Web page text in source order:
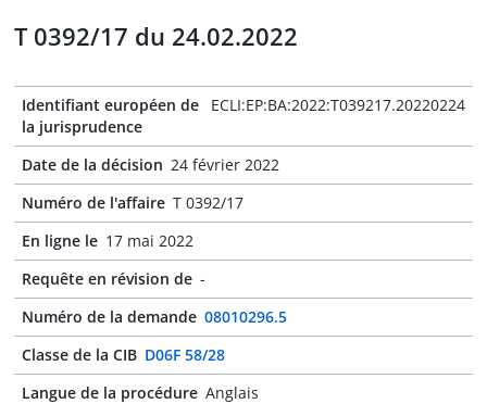
T 0392/17 du 24.02.2022
Identifiant européen de
la jurisprudence
ECLI:EP:BA:2022:T039217.20220224
Date de la décision 24 février 2022
Numéro de l'affaire T 0392/17
En ligne le 17 mai 2022
Requête en révision de -
Numéro de la demande 08010296.5
Classe de la CIB D06F 58/28
Langue de la procédure Anglais